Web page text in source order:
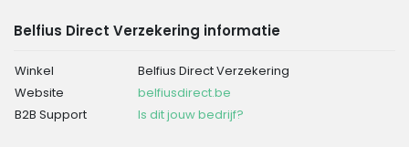
Belfius Direct Verzekering informatie
Winkel
Belfius Direct Verzekering
Website
belfiusdirect.be
B2B Support
Is dit jouw bedrijf?